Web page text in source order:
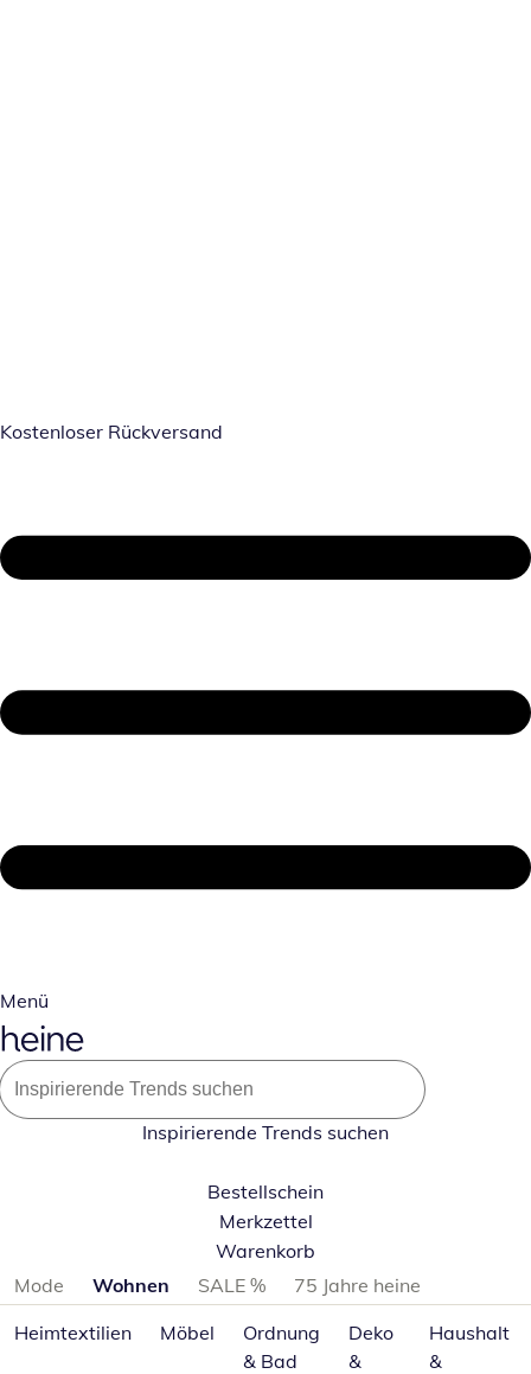
Kostenloser Rückversand
Menü
Inspirierende Trends suchen
Bestellschein
Merkzettel
Warenkorb
Produktkategorien überspringen
Mode Wohnen SALE %
75 Jahre heine
Heimtextilien
Möbel
Ordnung
& Bad
Deko
&
Haushalt
&